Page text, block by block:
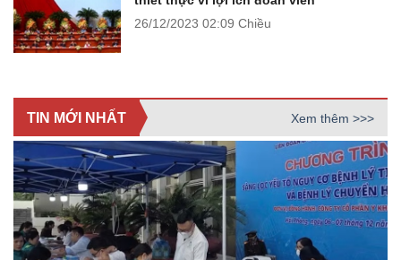
26/12/2023 02:09 Chiều
TIN MỚI NHẤT Xem thêm >>>